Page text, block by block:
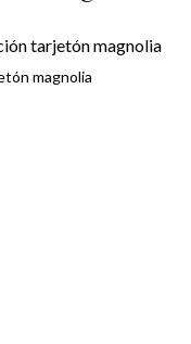
magnolia